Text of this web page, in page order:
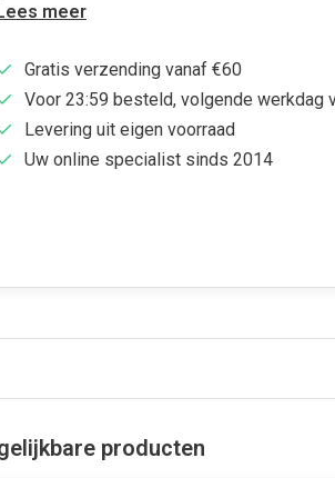
meer
Gratis verzending vanaf €60
Voor 23:59 besteld, volgende werkdag
Levering uit eigen voorraad
Uw online specialist sinds 2014
producten